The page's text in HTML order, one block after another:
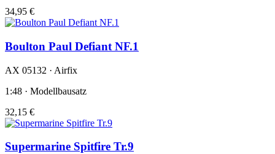
34,95 €
Boulton Paul Defiant NF.1
AX 05132 · Airfix
1:48 · Modellbausatz
32,15 €
Supermarine Spitfire Tr.9